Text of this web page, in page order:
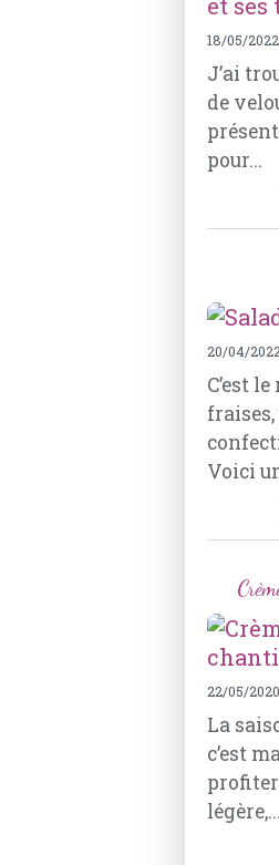
18/05/2022
J’ai
de
pour...
20/04/
C’est
Voici
22/05/2020
La
c’est
légère,...